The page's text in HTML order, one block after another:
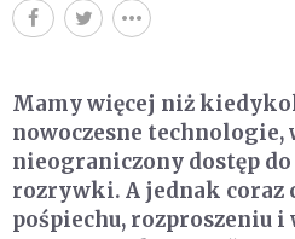
Mamy więcej niż
nowoczesne technologie,
nieograniczony dostęp
rozrywki. A jednak coraz
pośpiechu, rozproszeniu